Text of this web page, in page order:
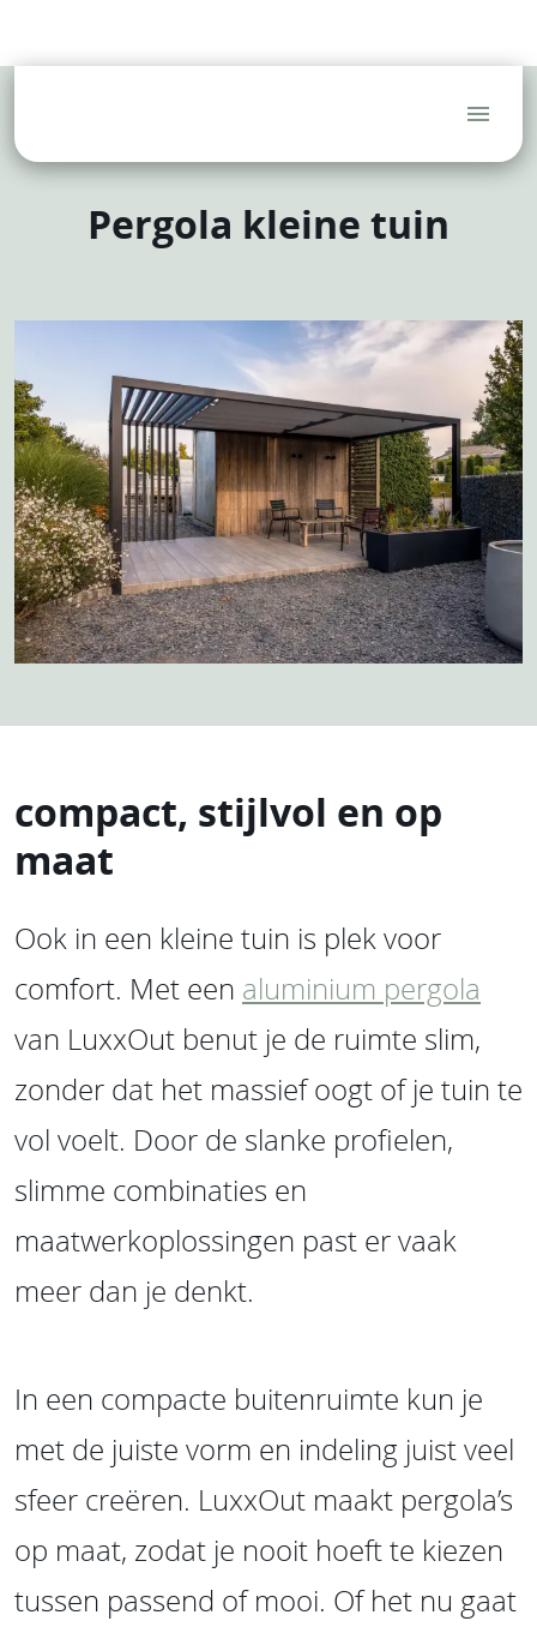
Pergola kleine tuin
compact, stijlvol en op
maat
Ook in een kleine tuin is plek voor
comfort. Met een aluminium pergola
van LuxxOut benut je de ruimte slim,
zonder dat het massief oogt of je tuin te
vol voelt. Door de slanke profielen,
slimme combinaties en
maatwerkoplossingen past er vaak
meer dan je denkt.
In een compacte buitenruimte kun je
met de juiste vorm en indeling juist veel
sfeer creëren. LuxxOut maakt pergola’s
op maat, zodat je nooit hoeft te kiezen
tussen passend of mooi. Of het nu gaat